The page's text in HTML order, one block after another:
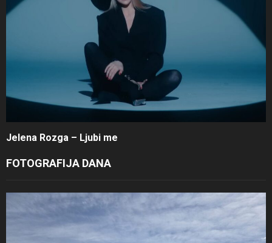
Jelena Rozga – Ljubi me
FOTOGRAFIJA DANA